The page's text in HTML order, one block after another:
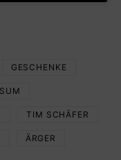
GESCHENKE
TIM SCHÄFER
ÄRGER